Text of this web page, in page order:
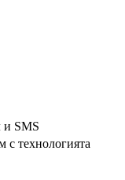
и SMS
с технологията